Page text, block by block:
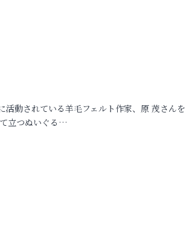
活動されている羊毛フェルト作家、原 茂さん
立つぬいぐる…